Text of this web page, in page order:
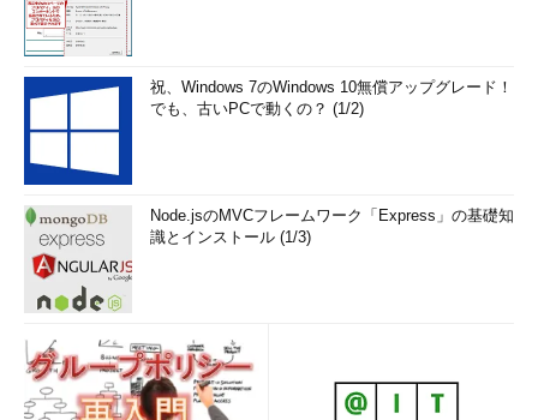
祝、Windows 7のWindows 10無償アップグレード！
でも、古いPCで動くの？ (1/2)
Node.jsのMVCフレームワーク「Express」の基礎知
識とインストール (1/3)